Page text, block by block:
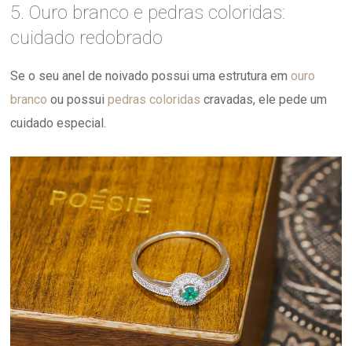
5. Ouro branco e pedras coloridas:
cuidado redobrado
Se o seu anel de noivado possui uma estrutura emouro
branco ou possuipedras coloridas cravadas, ele pede um
cuidado especial.